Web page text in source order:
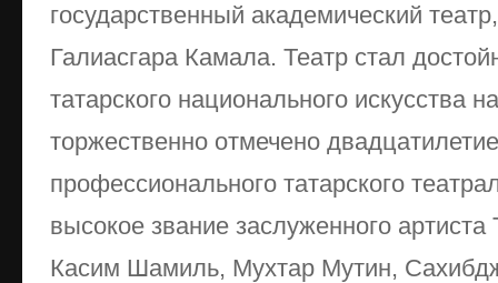
государственный академический
Галиасгара Камала. Театр стал
татарского национального искусства
торжественно отмечено
профессионального татарского
высокое звание заслуженного
Касим Шамиль, Мухтар Мутин,